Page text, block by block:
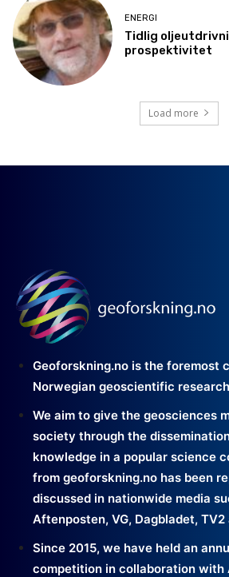
ENERGI
Tidlig
prospektivitet
Load more
Geoforskning.no is the foremost
Norwegian geoscientific
We aim to give the geosciences
society through the
knowledge in a popular science
from geoforskning.no has been
discussed in nationwide media
Aftenposten, VG, Dagbladet,
Since 2015, we have held an
competition in collaboration